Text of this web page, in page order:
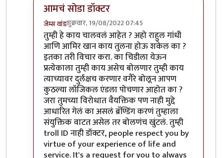
आमचं सोडा डॉक्टर
जेम्स वांडशुक्रवार, 19/08/2022 07:45
In reply toइतके असूनही जर टर्की सोबतby
तुम्ही हे काय चालवलं आहेत ? अहो राहुल गांधी
आणि आमिर खान काय तुलना होऊ शकेल का ?
इतका तरी विचार करा. का चिडीला येऊन
प्रत्येकाला तुम्ही काय असेच बोलणार तुम्ही काय
त्याच्यावर दुर्लक्षच करणार वगैरे बोलून आपण
कुठल्या लॉजिकल एंडला पोचणार आहोत का ?
जरा तुमच्या विरोधात वैयक्तिक पण नाही मुद्दे
आधारित गेलं का असलं ब्रॅण्डिंग करणं तुम्हाला
संयुक्तिक वाटत असेल तर बोलणंच खुंटलं. तुम्ही
troll ID नाही डॉक्टर, people respect you by
virtue of your experience of life and
service. It's a request for you to always